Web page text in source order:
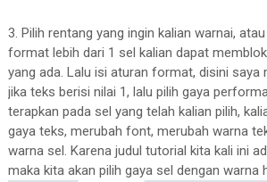
3. Pilih rentang yang ingin kalian warnai,
format lebih dari 1 sel kalian dapat
yang ada. Lalu isi aturan format, disini
jika teks berisi nilai 1, lalu pilih gaya
terapkan pada sel yang telah kalian pilih,
gaya teks, merubah font, merubah warna
warna sel. Karena judul tutorial kita kali ini
maka kita akan pilih gaya sel dengan warna